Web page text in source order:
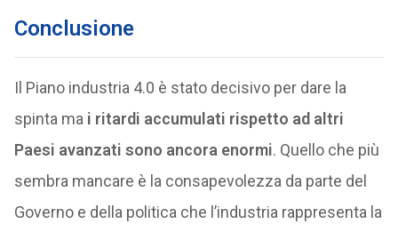
Conclusione
Il Piano industria 4.0 è stato decisivo per dare la
spinta ma i ritardi accumulati rispetto ad altri
Paesi avanzati sono ancora enormi. Quello che più
sembra mancare è la consapevolezza da parte del
Governo e della politica che l’industria rappresenta la